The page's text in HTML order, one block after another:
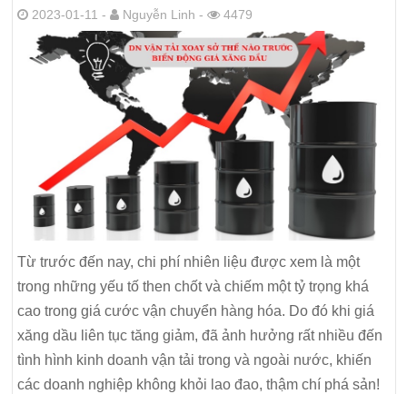
2023-01-11 - Nguyễn Linh - 4479
Từ trước đến nay, chi phí nhiên liệu được xem là một
trong những yếu tố then chốt và chiếm một tỷ trọng khá
cao trong giá cước vận chuyển hàng hóa. Do đó khi giá
xăng dầu liên tục tăng giảm, đã ảnh hưởng rất nhiều đến
tình hình kinh doanh vận tải trong và ngoài nước, khiến
các doanh nghiệp không khỏi lao đao, thậm chí phá sản!